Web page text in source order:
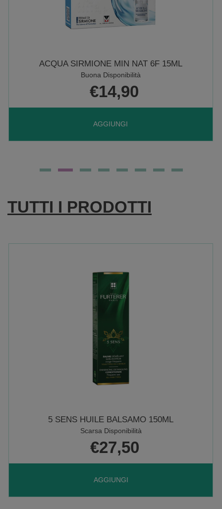
ACQUA SIRMIONE MIN NAT 6F 15ML
Buona Disponibilità
€14,90
AGGIUNGI
AGGIUNGI ACQUA
TUTTI I PRODOTTI
5 SENS HUILE BALSAMO 150ML
Scarsa Disponibilità
€27,50
AGGIUNGI